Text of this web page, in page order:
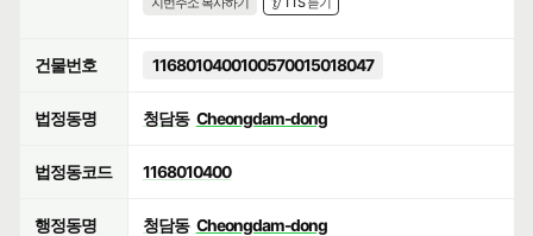
건물번호 1168010400100570015018047
법정동명 청담동 Cheongdam-dong
법정동코드 1168010400
행정동명 청담동 Cheongdam-dong